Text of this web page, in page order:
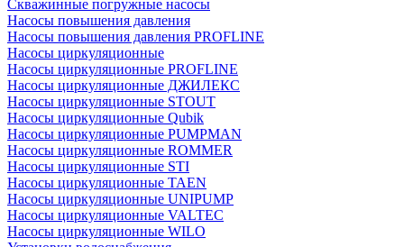
Скважинные погружные насосы
Насосы повышения давления
Насосы повышения давления PROFLINE
Насосы циркуляционные
Насосы циркуляционные PROFLINE
Насосы циркуляционные ДЖИЛЕКС
Насосы циркуляционные STOUT
Насосы циркуляционные Qubik
Насосы циркуляционные PUMPMAN
Насосы циркуляционные ROMMER
Насосы циркуляционные STI
Насосы циркуляционные TAEN
Насосы циркуляционные UNIPUMP
Насосы циркуляционные VALTEC
Насосы циркуляционные WILO